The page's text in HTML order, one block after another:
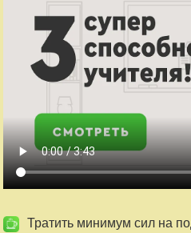
Тратить минимум сил на